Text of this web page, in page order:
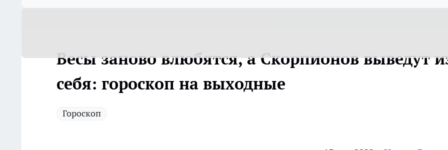
Весы заново влюбятся, а Скорпионов выведут
себя: гороскоп на выходные
Гороскоп